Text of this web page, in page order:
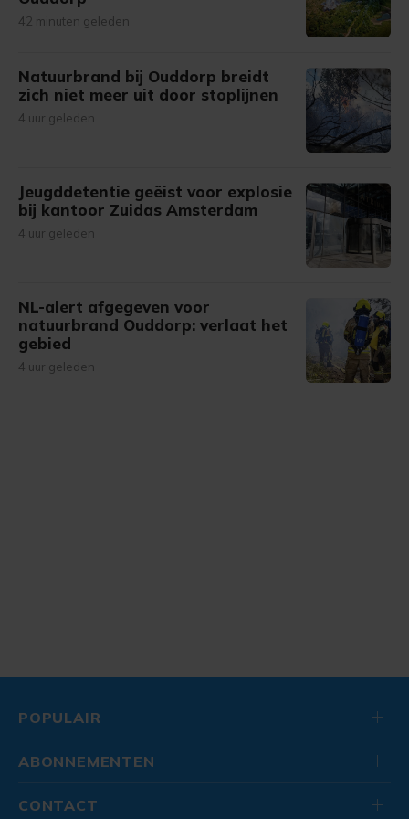
42 minuten geleden
Natuurbrand bij Ouddorp breidt
zich niet meer uit door stoplijnen
4 uur geleden
Jeugddetentie geëist voor explosie
bij kantoor Zuidas Amsterdam
4 uur geleden
NL-alert afgegeven voor
natuurbrand Ouddorp: verlaat het
gebied
4 uur geleden
POPULAIR
ABONNEMENTEN
CONTACT